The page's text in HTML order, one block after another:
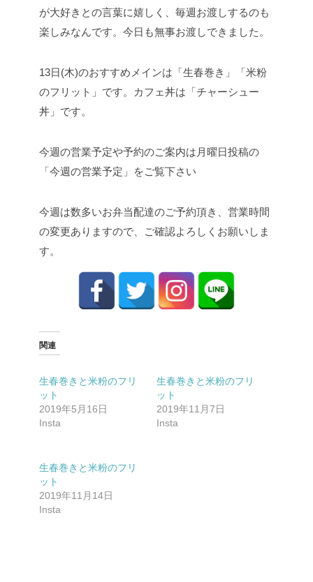
が大好きとの言葉に嬉しく、毎週お渡しするのも
楽しみなんです。今日も無事お渡しできました。
13日(木)のおすすめメインは「生春巻き」「米粉
のフリット」です。カフェ丼は「チャーシュー
丼」です。
今週の営業予定や予約のご案内は月曜日投稿の
「今週の営業予定」をご覧下さい
今週は数多いお弁当配達のご予約頂き、営業時間
の変更ありますので、ご確認よろしくお願いしま
す。
関連
生春巻きと米粉のフリ
ット
2019年5月16日
Insta
生春巻きと米粉のフリ
ット️
2019年11月7日
Insta
生春巻きと米粉のフリ
ット
2019年11月14日
Insta